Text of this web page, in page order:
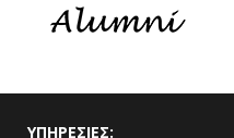
ΥΠΗΡΕΣΙΕΣ: